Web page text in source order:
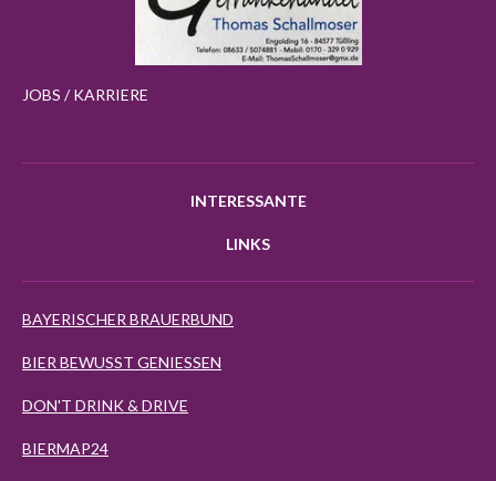
JOBS / KARRIERE
INTERESSANTE
LINKS
BAYERISCHER BRAUERBUND
BIER BEWUSST GENIESSEN
DON'T DRINK & DRIVE
BIERMAP24